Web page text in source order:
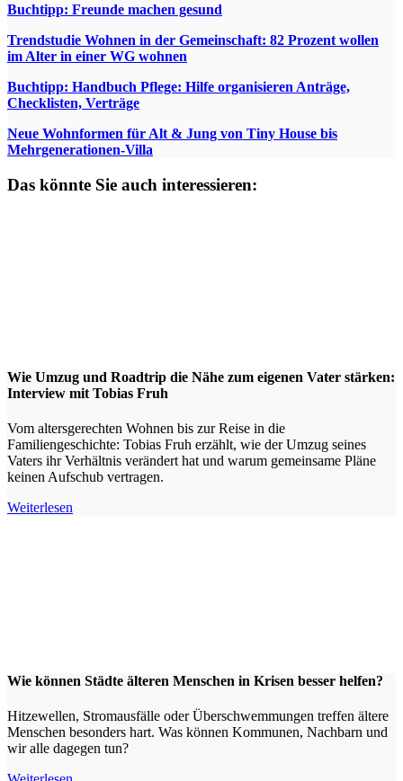
Buchtipp: Freunde machen gesund
Trendstudie Wohnen in der Gemeinschaft: 82 Prozent wollen
im Alter in einer WG wohnen
Buchtipp: Handbuch Pflege: Hilfe organisieren Anträge,
Checklisten, Verträge
Neue Wohnformen für Alt & Jung von Tiny House bis
Mehrgenerationen-Villa
Das könnte Sie auch interessieren:
Wie Umzug und Roadtrip die Nähe zum eigenen Vater stärken:
Interview mit Tobias Fruh
Vom altersgerechten Wohnen bis zur Reise in die
Familiengeschichte: Tobias Fruh erzählt, wie der Umzug seines
Vaters ihr Verhältnis verändert hat und warum gemeinsame Pläne
keinen Aufschub vertragen.
Weiterlesen
Wie können Städte älteren Menschen in Krisen besser helfen?
Hitzewellen, Stromausfälle oder Überschwemmungen treffen ältere
Menschen besonders hart. Was können Kommunen, Nachbarn und
wir alle dagegen tun?